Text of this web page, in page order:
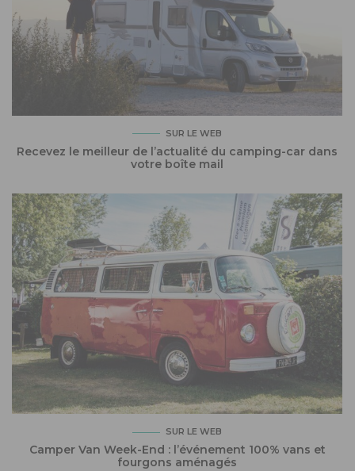
SUR LE WEB
Recevez le meilleur de l’actualité du camping-car dans
votre boîte mail
SUR LE WEB
Camper Van Week-End : l’événement 100% vans et
fourgons aménagés